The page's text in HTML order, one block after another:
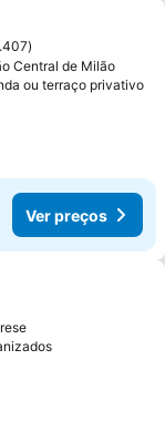
favoritos
Central de Milão
ou terraço privativo
Ver preços
favoritos
Ver preços